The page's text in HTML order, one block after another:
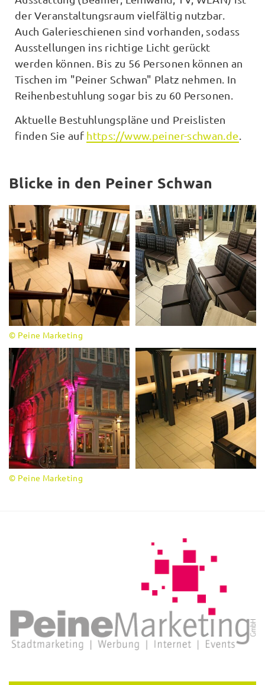
der Veranstaltungsraum vielfältig nutzbar.
Auch Galerieschienen sind vorhanden, sodass
Ausstellungen ins richtige Licht gerückt
werden können. Bis zu 56 Personen können an
Tischen im "Peiner Schwan" Platz nehmen. In
Reihenbestuhlung sogar bis zu 60 Personen.
Aktuelle Bestuhlungspläne und Preislisten
finden Sie auf https://www.peiner-schwan.de
Blicke in den Peiner Schwan
© Peine Marketing
© Peine Marketing